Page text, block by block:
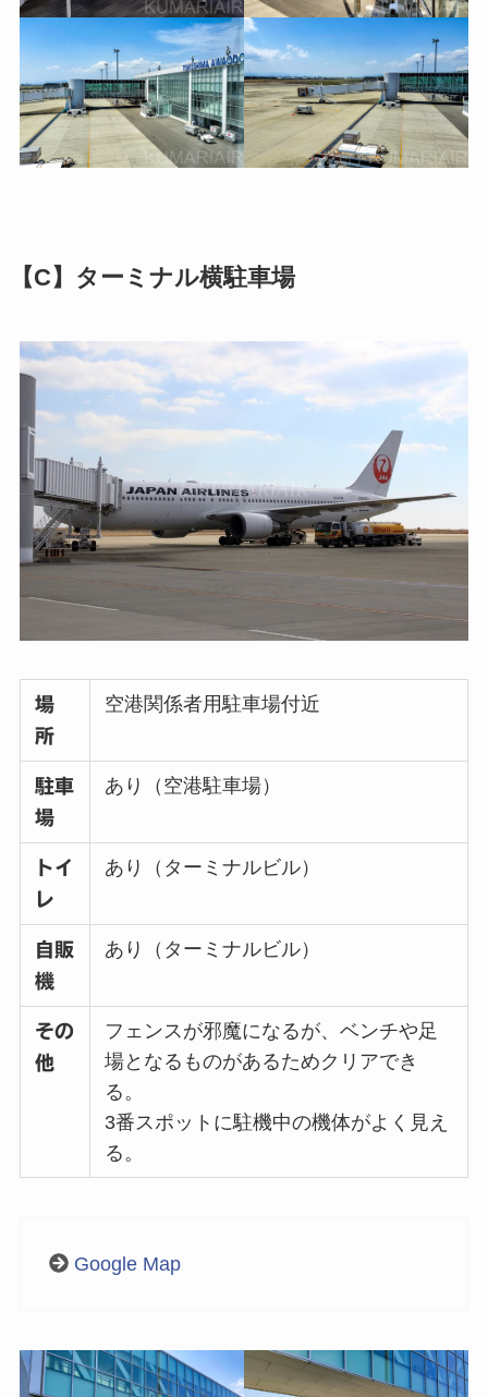
【C】ターミナル横駐車場
場
所
空港関係者用駐車場付近
駐車
場
あり（空港駐車場）
トイ
レ
あり（ターミナルビル）
自販
機
あり（ターミナルビル）
その
他
フェンスが邪魔になるが、ベンチや足
場となるものがあるためクリアでき
る。
3番スポットに駐機中の機体がよく見え
る。
Google Map